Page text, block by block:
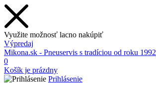
Využite možnosť lacno nakúpiť
Výpredaj
Mikona.sk - Pneuservis s tradíciou od roku 1992
0
Košík je prázdny
Prihlásenie